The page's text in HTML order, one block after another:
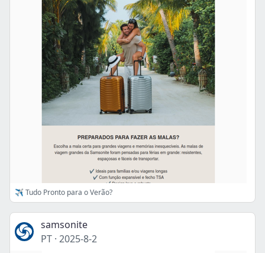
✈ Tudo Pronto para o Verão?
samsonite
PT · 2025-8-2